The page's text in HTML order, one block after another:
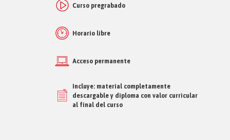
Curso pregrabado
Horario libre
Acceso permanente
Incluye: material completamente
descargable y diploma con valor curricular
al final del curso